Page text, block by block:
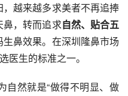
越来越多求美者不再追捧
鼻，转而追求自然、贴合五
生鼻效果。在深圳隆鼻市场
医生的标准之一。
自然就是“做得不明显、做